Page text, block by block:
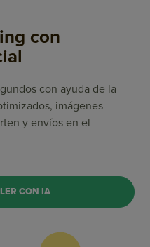
con
con ayuda de la
imágenes
y envíos en el
CON IA